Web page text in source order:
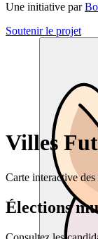
Une initiative par
Soutenir le projet
Villes
Carte interactive
Élections